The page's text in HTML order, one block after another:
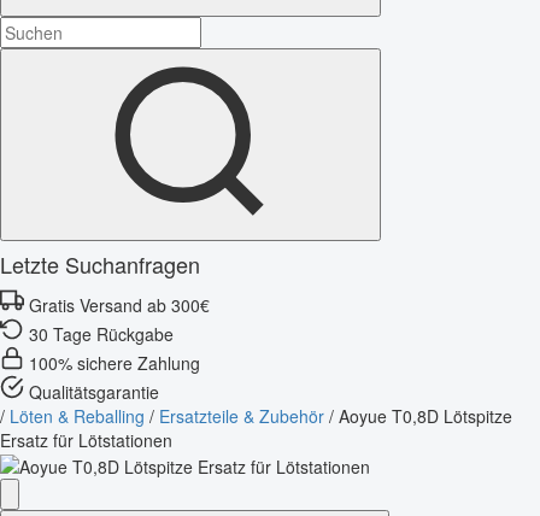
Letzte Suchanfragen
Gratis Versand ab 300€
30 Tage Rückgabe
100% sichere Zahlung
Qualitätsgarantie
/ Löten & Reballing / Ersatzteile & Zubehör / Aoyue T0,8D Lötspitze
Ersatz für Lötstationen